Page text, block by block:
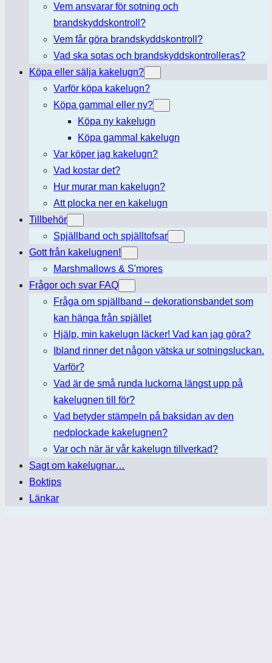
Vem ansvarar för sotning och
brandskyddskontroll?
Vem får göra brandskyddskontroll?
Vad ska sotas och brandskyddskontrolleras?
Köpa eller sälja kakelugn?
Varför köpa kakelugn?
Köpa gammal eller ny?
Köpa ny kakelugn
Köpa gammal kakelugn
Var köper jag kakelugn?
Vad kostar det?
Hur murar man kakelugn?
Att plocka ner en kakelugn
Tillbehör
Spjällband och spjälltofsar
Gott från kakelugnen!
Marshmallows & S'mores
Frågor och svar FAQ
Fråga om spjällband – dekorationsbandet som
kan hänga från spjället
Hjälp, min kakelugn läcker! Vad kan jag göra?
Ibland rinner det någon vätska ur sotningsluckan.
Varför?
Vad är de små runda luckorna längst upp på
kakelugnen till för?
Vad betyder stämpeln på baksidan av den
nedplockade kakelugnen?
Var och när är vår kakelugn tillverkad?
Sagt om kakelugnar…
Boktips
Länkar